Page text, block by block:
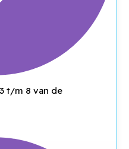
t/m 8 van de